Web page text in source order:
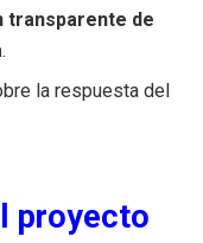
transparente de
.
la respuesta del
proyecto